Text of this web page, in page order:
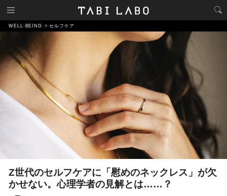
WELL-BEING セルフケア
Z世代のセルフケアに「慰めのネックレス」が欠
かせない。心理学者の見解とは……？